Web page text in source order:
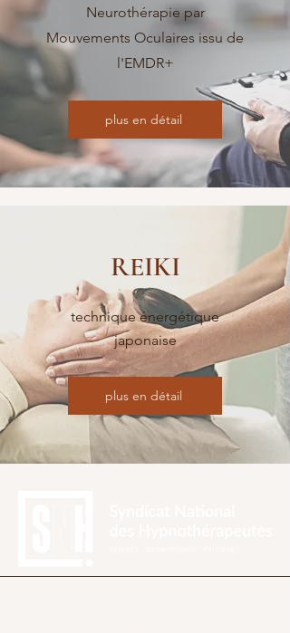
Neurothérapie par
Mouvements Oculaires issu de
l'EMDR+
plus en détail
REIKI
technique énergétique
japonaise
plus en détail